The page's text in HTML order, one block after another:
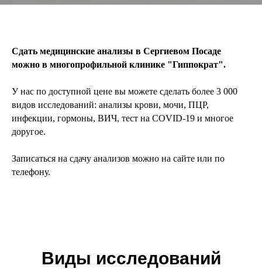
Сдать медицинские анализы в Сергиевом Посаде
можно в многопрофильной клинике "Гиппократ".
У нас по доступной цене вы можете сделать более 3 000
видов исследований: анализы крови, мочи, ПЦР,
инфекции, гормоны, ВИЧ, тест на COVID-19 и многое
доругое.
Записаться на сдачу анализов можно на сайте или по
телефону.
Виды исследований